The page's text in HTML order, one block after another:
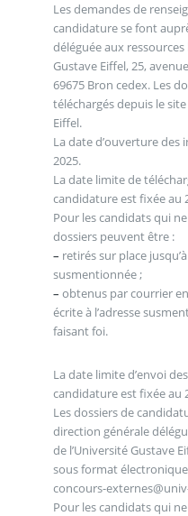
Les demandes de
candidature se font
déléguée aux
Gustave Eiffel, 25,
69675 Bron cedex. Les
téléchargés depuis le
Eiffel.
La date d’ouverture des
2025.
La date limite de
candidature est fixée au
Pour les candidats qui
dossiers peuvent être :
– retirés sur place
susmentionnée ;
– obtenus par courrier
écrite à l’adresse
faisant foi.
La date limite d’envoi
candidature est fixée au
Les dossiers de
direction générale
de l’Université Gustave
sous format électronique
concours-
Pour les candidats qui